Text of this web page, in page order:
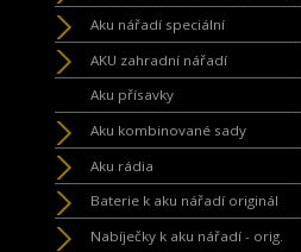
Aku nářadí speciální
AKU zahradní nářadí
Aku přísavky
Aku kombinované sady
Aku rádia
Baterie k aku nářadí originál
Nabíječky k aku nářadí - orig.